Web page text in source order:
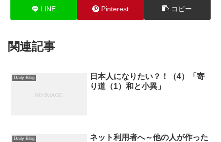
LINE Pinterest コピー
関連記事
Daily Blog
日本人になりたい？！（4）「寄
り道（1）和と小異」
Daily Blog
ネット利用者へ～他の人が作った